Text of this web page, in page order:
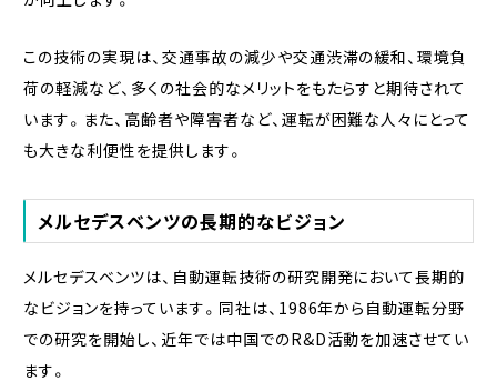
この技術の実現は、交通事故の減少や交通渋滞の緩和、環境負
荷の軽減など、多くの社会的なメリットをもたらすと期待されて
います。また、高齢者や障害者など、運転が困難な人々にとって
も大きな利便性を提供します。
メルセデスベンツの長期的なビジョン
メルセデスベンツは、自動運転技術の研究開発において長期的
なビジョンを持っています。同社は、1986年から自動運転分野
での研究を開始し、近年では中国でのR&D活動を加速させてい
ます。